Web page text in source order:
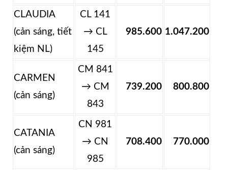
CLAUDIA
(cản sáng, tiết
kiệm NL)
CL 141
→ CL
145
985.600 1.047.200
CARMEN
(cản sáng)
CM 841
→ CM
843
739.200 800.800
CATANIA
(cản sáng)
CN 981
→ CN
985
708.400 770.000